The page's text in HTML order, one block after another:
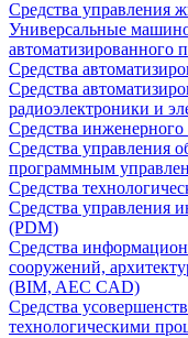
Средства управления
Универсальные
автоматизированного
Средства
Средства
радиоэлектроники и
Средства
Средства управления
программным
Средства
Средства управления
(PDM)
Средства
сооружений,
(BIM, AEC CAD)
Средства
технологическими